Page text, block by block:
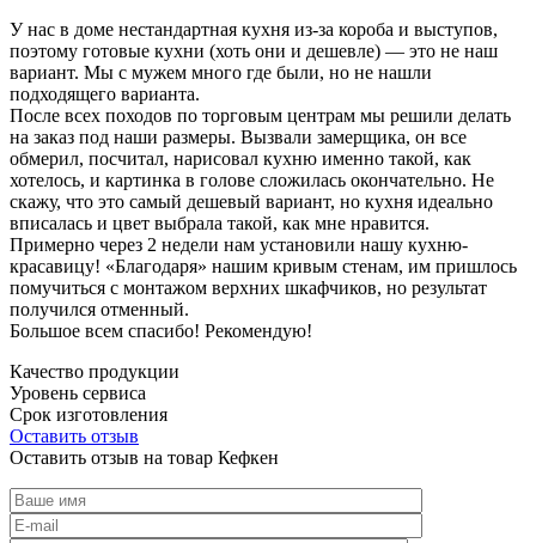
У нас в доме нестандартная кухня из-за короба и выступов,
поэтому готовые кухни (хоть они и дешевле) — это не наш
вариант. Мы с мужем много где были, но не нашли
подходящего варианта.
После всех походов по торговым центрам мы решили делать
на заказ под наши размеры. Вызвали замерщика, он все
обмерил, посчитал, нарисовал кухню именно такой, как
хотелось, и картинка в голове сложилась окончательно. Не
скажу, что это самый дешевый вариант, но кухня идеально
вписалась и цвет выбрала такой, как мне нравится.
Примерно через 2 недели нам установили нашу кухню-
красавицу! «Благодаря» нашим кривым стенам, им пришлось
помучиться с монтажом верхних шкафчиков, но результат
получился отменный.
Большое всем спасибо! Рекомендую!
Качество продукции
Уровень сервиса
Срок изготовления
Оставить отзыв
Оставить отзыв на товар Кефкен